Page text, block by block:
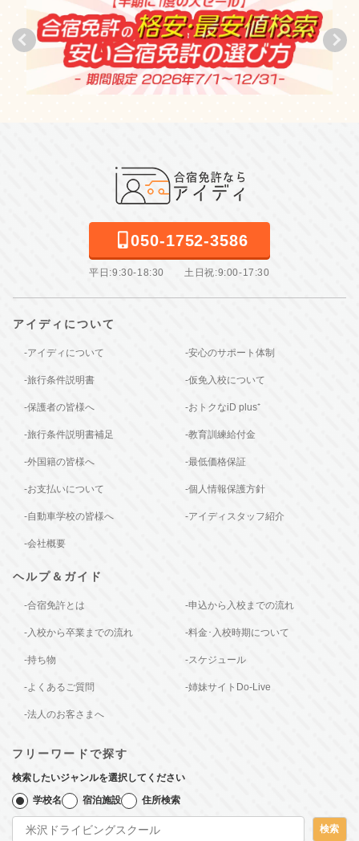
050-1752-3586
平日:9:30-18:30 土日祝:9:00-17:30
アイディについて
-アイディについて -安心のサポート体制
-旅行条件説明書 -仮免入校について
-保護者の皆様へ -おトクなiD plus⁺
-旅行条件説明書補足 -教育訓練給付金
-外国籍の皆様へ -最低価格保証
-お支払いについて -個人情報保護方針
-自動車学校の皆様へ -アイディスタッフ紹介
-会社概要
ヘルプ＆ガイド
-合宿免許とは -申込から入校までの流れ
-入校から卒業までの流れ -料金･入校時期について
-持ち物 -スケジュール
-よくあるご質問 -姉妹サイトDo-Live
-法人のお客さまへ
フリーワードで探す
検索したいジャンルを選択してください
学校名 宿泊施設 住所検索
検索